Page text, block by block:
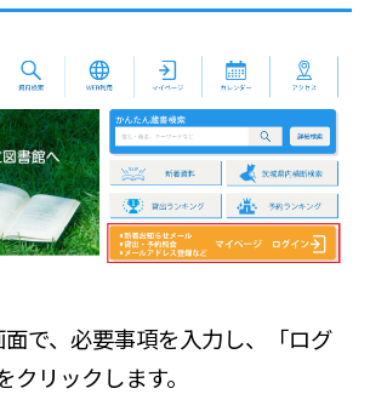
で、必要事項を入力し、「ログ
クリックします。